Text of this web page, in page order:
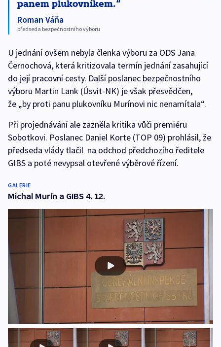
panem plukovníkem.
Roman Váňa
předseda bezpečnostního výboru
U jednání ovšem nebyla členka výboru za ODS Jana
Černochová, která kritizovala termín jednání zasahující
do její pracovní cesty. Další poslanec bezpečnostního
výboru Martin Lank (Úsvit-NK) je však přesvědčen,
že „by proti panu plukovníku Murínovi nic nenamítala“.
Při projednávání ale zazněla kritika vůči premiéru
Sobotkovi. Poslanec Daniel Korte (TOP 09) prohlásil, že
předseda vlády tlačil na odchod předchozího ředitele
GIBS a poté nevypsal otevřené výběrové řízení.
GALERIE
Michal Murín a GIBS 4. 12.